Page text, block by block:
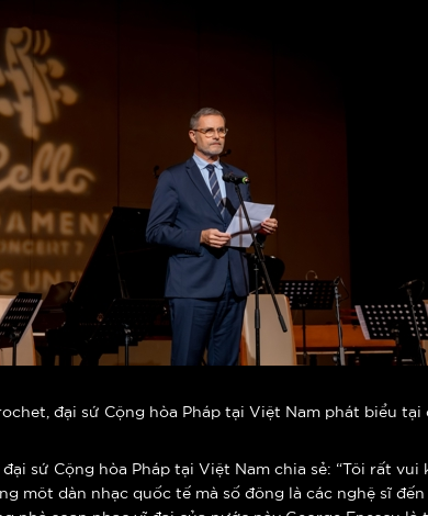
đại sứ Cộng hòa Pháp tại Việt Nam phát biểu tại
sứ Cộng hòa Pháp tại Việt Nam chia sẻ: “Tôi rất
môt dàn nhạc quốc tế mà số đông là các nghệ sĩ